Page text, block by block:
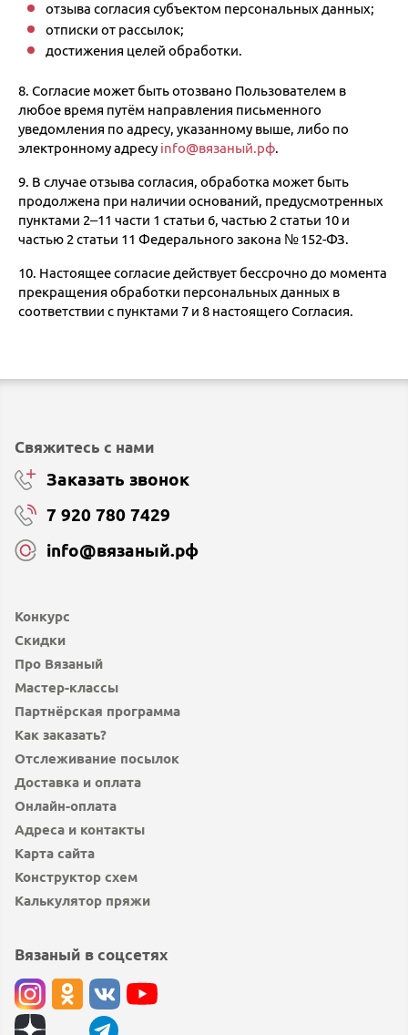
отзыва согласия субъектом персональных данных;
отписки от рассылок;
достижения целей обработки.
8. Согласие может быть отозвано Пользователем в
любое время путём направления письменного
уведомления по адресу, указанному выше, либо по
электронному адресу info@вязаный.рф.
9. В случае отзыва согласия, обработка может быть
продолжена при наличии оснований, предусмотренных
пунктами 2–11 части 1 статьи 6, частью 2 статьи 10 и
частью 2 статьи 11 Федерального закона № 152-ФЗ.
10. Настоящее согласие действует бессрочно до момента
прекращения обработки персональных данных в
соответствии с пунктами 7 и 8 настоящего Согласия.
Конкурс
Скидки
Про Вязаный
Мастер-классы
Партнёрская программа
Как заказать?
Отслеживание посылок
Доставка и оплата
Онлайн-оплата
Адреса и контакты
Карта сайта
Конструктор схем
Калькулятор пряжи
Свяжитесь с нами
Заказать звонок
7 920 780 7429
info@вязаный.рф
Вязаный в соцсетях